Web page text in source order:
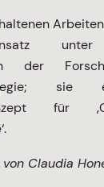
der
sie
für
Claudia